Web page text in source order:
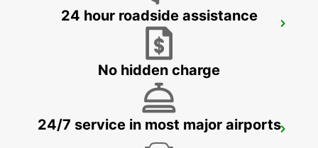
CAIRNS CITY
24 hour roadside assistance
No hidden charge
24/7 service in most major airports